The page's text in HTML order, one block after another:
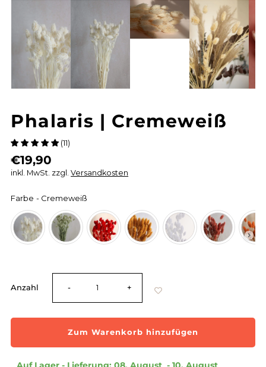
Phalaris | Cremeweiß
(11)
€19,90
inkl. MwSt. zzgl.Versandkosten
Farbe - Cremeweiß
Farbe
Anzahl Verringere
- Erhöhe
+